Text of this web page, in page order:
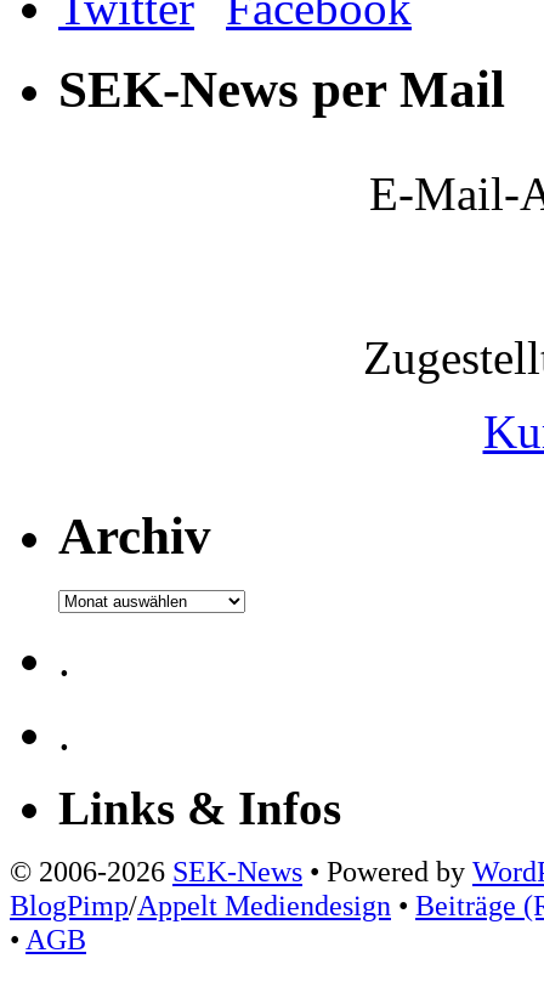
SEK-News per Mail
E-Mail-
Archiv
Archiv
.
.
Links & Infos
© 2006-2026 SEK-News • Powered by
BlogPimp/Appelt Mediendesign • Beiträge
• AGB